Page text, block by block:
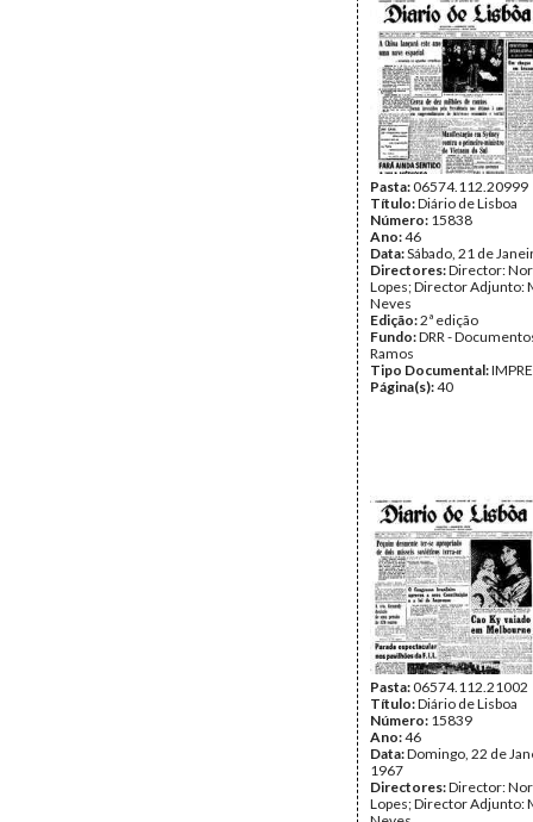
Pasta:06574.112.20999
Título:Diário de Lisboa
Número: 15838
Ano:46
Data:Sábado, 21 de
Directores:Director:
Lopes; Director Adjunto:
Neves
Edição:2ª edição
Fundo:DRR -
Ramos
Tipo Documental:
Página(s):40
Pasta:06574.112.21002
Título:Diário de Lisboa
Número: 15839
Ano:46
Data:Domingo, 22 de
1967
Directores:Director:
Lopes; Director Adjunto: